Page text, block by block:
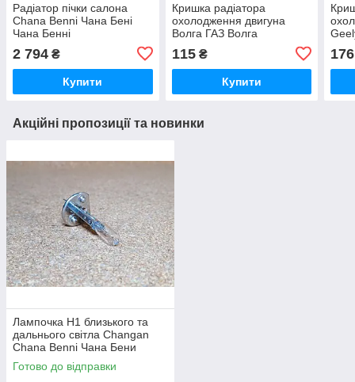
Радіатор пічки салона
Chana Benni Чана Бені
Чана Бенні
2 794 ₴
Купити
Кришка радіатора
охолодження двигуна
Волга ГАЗ Волга
115₴
Купити
176
Акційні пропозиції та новинки
Лампочка Н1 близького та
дальнього світла Changan
Chana Benni Чана Бени
Бенни Бенні Бені
Готово до відправки